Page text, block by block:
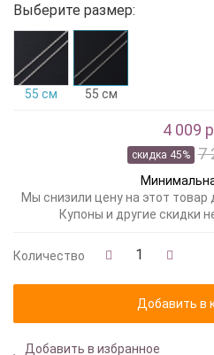
Выберите размер:
55 см 55 см
4 009
скидка 45% 7
Мы снизили цену на этот
Купоны и другие скидки
Количество
Добавить в избранное